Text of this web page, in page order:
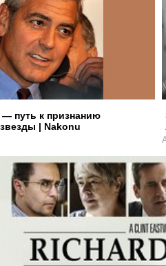
путь к признанию
| Nakonu